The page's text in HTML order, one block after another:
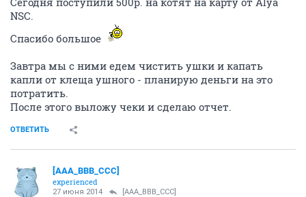
NSC.
Спасибо большое
Завтра мы с ними едем чистить ушки и капать
капли от клеща ушного - планирую деньги на это
потратить.
После этого выложу чеки и сделаю отчет.
ОТВЕТИТЬ
[AAA_BBB_CCC]
experienced
27 июня 2014 [AAA_BBB_CCC]